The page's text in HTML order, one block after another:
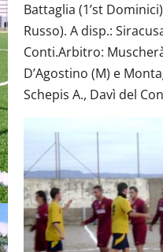
Battaglia (1’st
Russo). A disp.:
Conti.Arbitro:
D’Agostino (M) e
Schepis A., Davì del